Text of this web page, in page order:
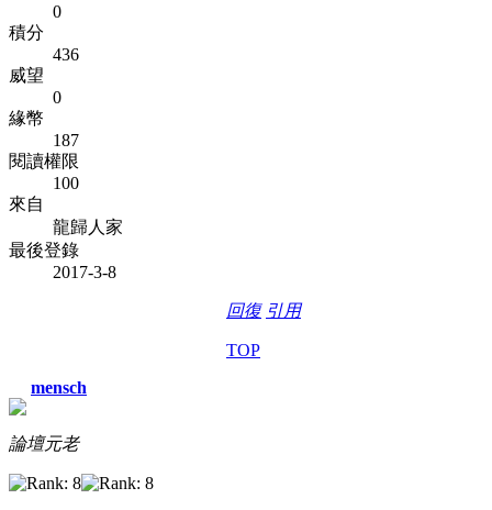
0
積分
436
威望
0
緣幣
187
閱讀權限
100
來自
龍歸人家
最後登錄
2017-3-8
回復 引用
TOP
mensch
論壇元老